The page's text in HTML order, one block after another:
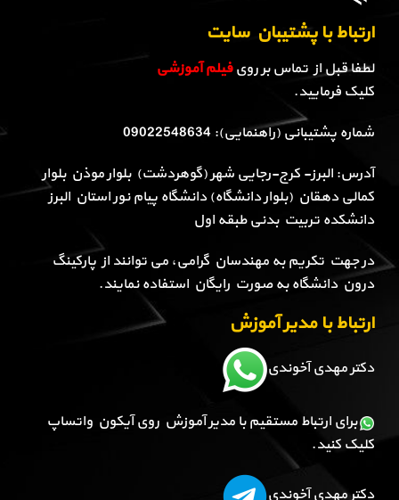
ارتباط با پشتیبان سایت
لطفا قبل از تماس بر رویفیلم آموزشی
کلیک فرمایید.
شماره پشتیبانی (راهنمایی): 09022548634
آدرس: البرز- کرج-رجایی شهر (گوهردشت) بلوار موذن بلوار
کمالی دهقان (بلوار دانشگاه) دانشگاه پیام نور استان البرز
دانشکده تربیت بدنی طبقه اول
در جهت تکریم به مهندسان گرامی، می توانند از پارکینگ
درون دانشگاه به صورت رایگان استفاده نمایند.
ارتباط با مدیر آموزش
دکتر مهدی آخوندی
برای ارتباط مستقیم با مدیر آموزش روی آیکون واتساپ
کلیک کنید.
دکتر مهدی آخوندی